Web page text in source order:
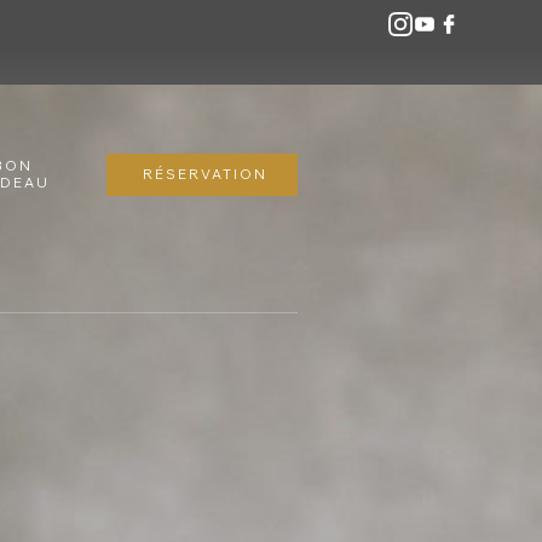
RÉSERVATION